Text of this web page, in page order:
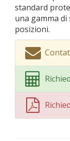
standard
una gamma
posizioni.